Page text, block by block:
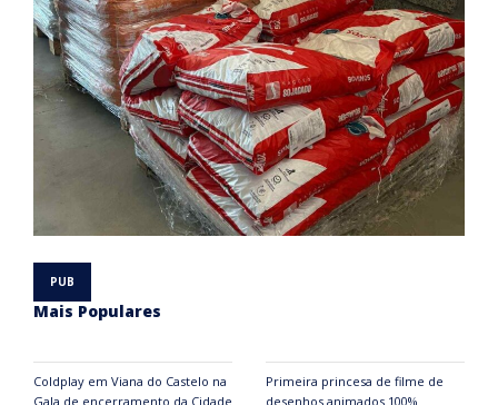
Mais Populares
Coldplay em Viana do Castelo na
Gala de encerramento da Cidade
Primeira princesa de filme de
desenhos animados 100%